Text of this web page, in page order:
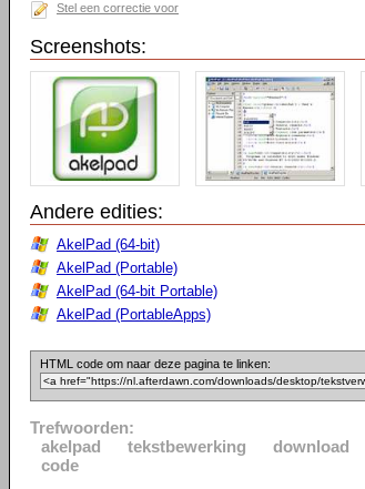
Stel een correctie voor
Screenshots:
Andere edities:
AkelPad (64-bit)
AkelPad (Portable)
AkelPad (64-bit Portable)
AkelPad (PortableApps)
HTML code om naar deze pagina te linken:
Trefwoorden:
akelpad
tekstbewerking download
code